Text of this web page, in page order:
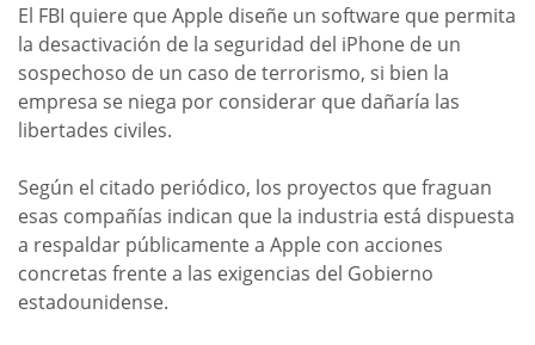
El FBI quiere que Apple diseñe un software que permita
la desactivación de la seguridad del iPhone de un
sospechoso de un caso de terrorismo, si bien la
empresa se niega por considerar que dañaría las
libertades civiles.
Según el citado periódico, los proyectos que fraguan
esas compañías indican que la industria está dispuesta
a respaldar públicamente a Apple con acciones
concretas frente a las exigencias del Gobierno
estadounidense.